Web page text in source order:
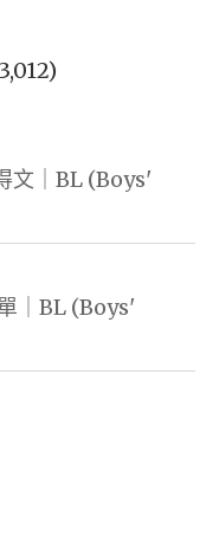
文｜BL (Boys'
｜BL (Boys'